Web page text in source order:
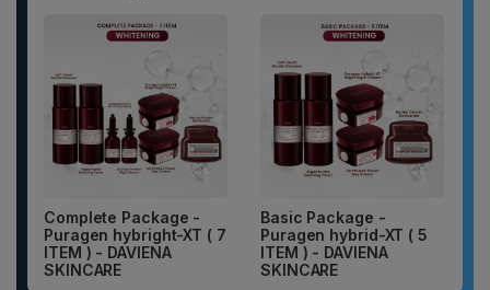
Complete Package -
Puragen hybright-XT ( 7
ITEM ) - DAVIENA
SKINCARE
Basic Package -
Puragen hybrid-XT ( 5
ITEM ) - DAVIENA
SKINCARE